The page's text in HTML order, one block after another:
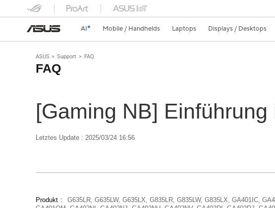
AI Mobile / Handhelds Laptops Displays / Desktops
ASUS Support FAQ
FAQ
[Gaming NB]
Letztes Update : 2025/03/24 16:56
Produkt
G635LR, G635LW, G635LX, G835LR, G835LW, G835LX, GA401IC,